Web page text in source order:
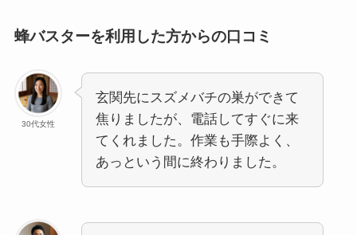
蜂バスターを利用した方からの口コミ
30代女性
玄関先にスズメバチの巣ができて
焦りましたが、電話してすぐに来
てくれました。作業も手際よく、
あっという間に終わりました。